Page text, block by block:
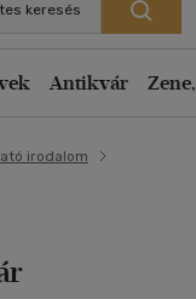
keresés
Antikvár
irodalom